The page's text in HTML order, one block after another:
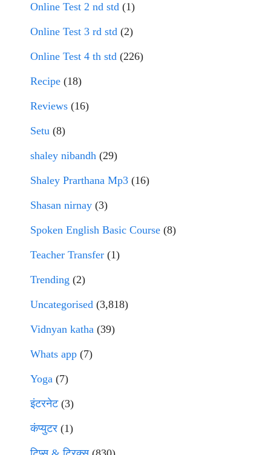
Online Test 2 nd std (1)
Online Test 3 rd std (2)
Online Test 4 th std (226)
Recipe (18)
Reviews (16)
Setu (8)
shaley nibandh (29)
Shaley Prarthana Mp3 (16)
Shasan nirnay (3)
Spoken English Basic Course (8)
Teacher Transfer (1)
Trending (2)
Uncategorised (3,818)
Vidnyan katha (39)
Whats app (7)
Yoga (7)
इंटरनेट(3)
कंप्युटर (1)